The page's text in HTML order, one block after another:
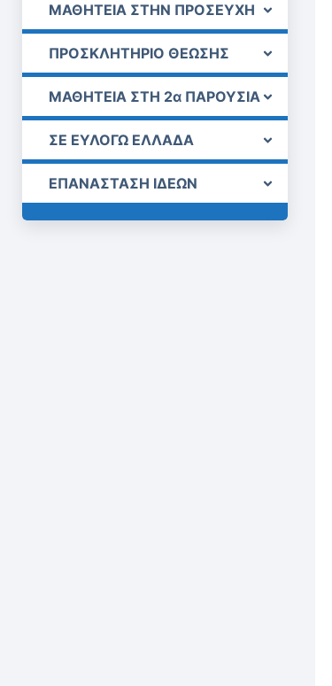
ΜΑΘΗΤΕΙΑ ΣΤΗΝ ΠΡΟΣΕΥΧΗ
ΠΡΟΣΚΛΗΤΗΡΙΟ ΘΕΩΣΗΣ
ΜΑΘΗΤΕΙΑ ΣΤΗ 2α ΠΑΡΟΥΣΙΑ
ΣΕ ΕΥΛΟΓΩ ΕΛΛΑΔΑ
ΕΠΑΝΑΣΤΑΣΗ ΙΔΕΩΝ